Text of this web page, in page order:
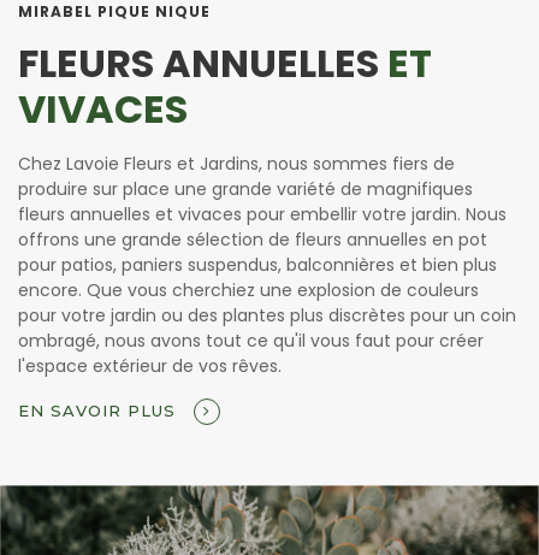
MIRABEL PIQUE NIQUE
FLEURS ANNUELLES ET
VIVACES
Chez Lavoie Fleurs et Jardins, nous sommes fiers de
produire sur place une grande variété de magnifiques
fleurs annuelles et vivaces pour embellir votre jardin. Nous
offrons une grande sélection de fleurs annuelles en pot
pour patios, paniers suspendus, balconnières et bien plus
encore. Que vous cherchiez une explosion de couleurs
pour votre jardin ou des plantes plus discrètes pour un coin
ombragé, nous avons tout ce qu'il vous faut pour créer
l'espace extérieur de vos rêves.
EN SAVOIR PLUS